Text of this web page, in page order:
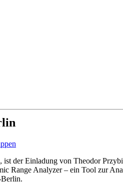
der Einladung von Theodor
Range Analyzer – ein Tool zur